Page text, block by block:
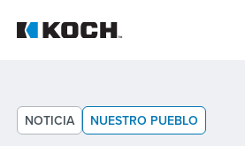
NOTICIA NUESTRO PUEBLO